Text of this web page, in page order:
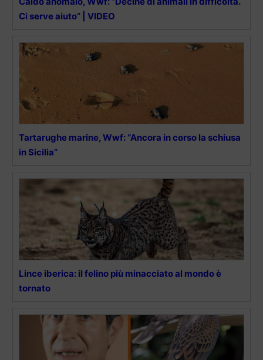
Ci serve aiuto” | VIDEO
Tartarughe marine, Wwf: “Ancora in corso la schiusa
in Sicilia”
Lince iberica: il felino più minacciato al mondo è
tornato